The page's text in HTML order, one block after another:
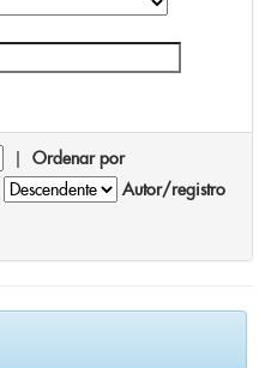
| Ordenar por
Autor/registro